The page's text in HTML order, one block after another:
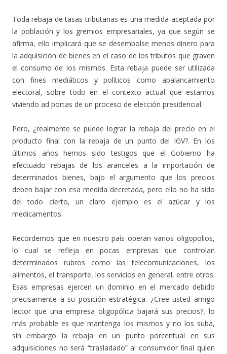
Toda rebaja de tasas tributarias es una medida aceptada por
la población y los gremios empresariales, ya que según se
afirma, ello implicará que se desembolse menos dinero para
la adquisición de bienes en el caso de los tributos que graven
el consumo de los mismos. Esta rebaja puede ser utilizada
con fines mediáticos y políticos como apalancamiento
electoral, sobre todo en el contexto actual que estamos
viviendo ad portas de un proceso de elección presidencial.
Pero, ¿realmente se puede lograr la rebaja del precio en el
producto final con la rebaja de un punto del IGV?. En los
últimos años hemos sido testigos que el Gobierno ha
efectuado rebajas de los aranceles a la importación de
determinados bienes, bajo el argumento que los precios
deben bajar con esa medida decretada, pero ello no ha sido
del todo cierto, un claro ejemplo es el azúcar y los
medicamentos.
Recordemos que en nuestro país operan varios oligopolios,
lo cual se refleja en pocas empresas que controlan
determinados rubros como las telecomunicaciones, los
alimentos, el transporte, los servicios en general, entre otros.
Esas empresas ejercen un dominio en el mercado debido
precisamente a su posición estratégica. ¿Cree usted amigo
lector que una empresa oligopólica bajará sus precios?, lo
más probable es que mantenga los mismos y no los suba,
sin embargo la rebaja en un punto porcentual en sus
adquisiciones no será “trasladado” al consumidor final quien